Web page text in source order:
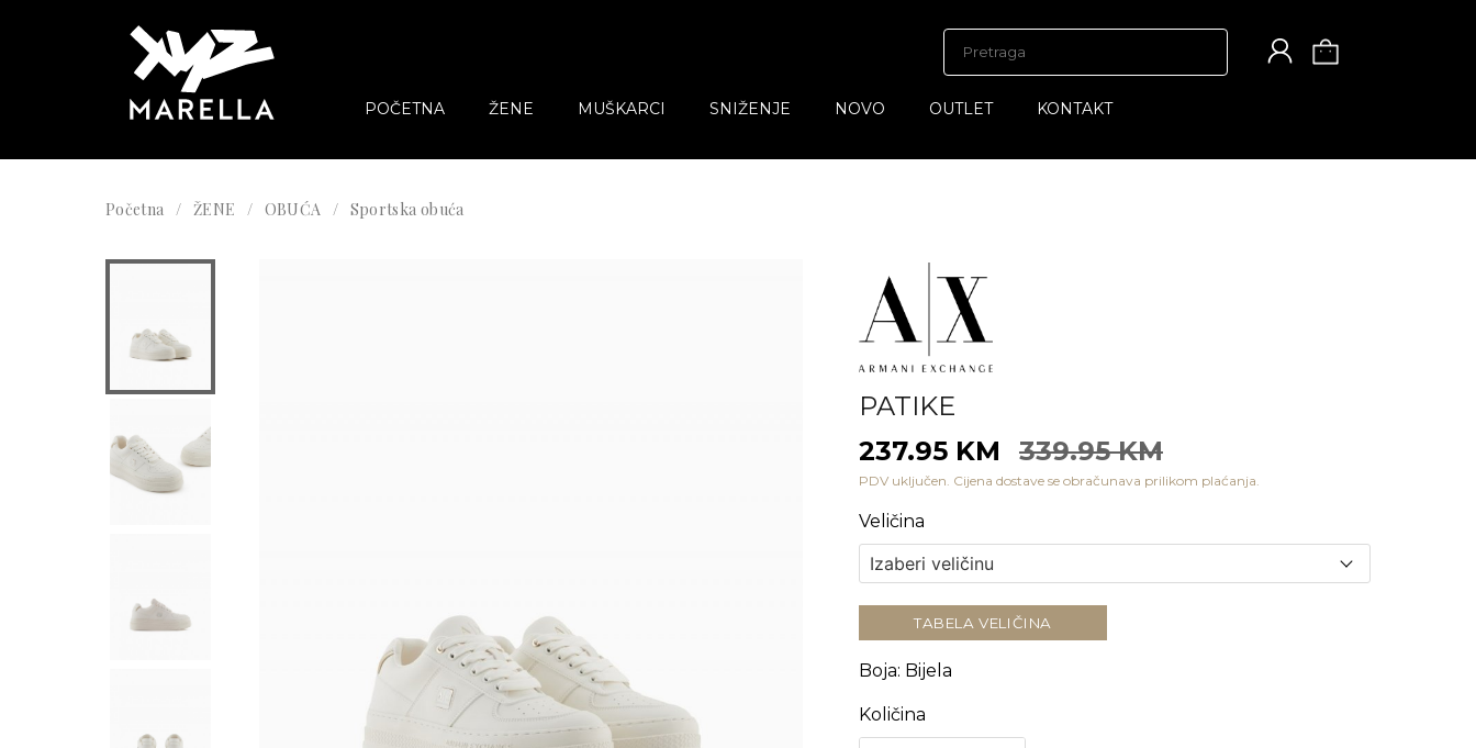
POČETNA ŽENE MUŠKARCI SNIŽENJE NOVO OUTLET KONTAKT
Početna ŽENE OBUĆA Sportska obuća
PATIKE
237.95 KM
339.95 KM
PDV uključen. Cijena dostave se obračunava prilikom plaćanja.
Veličina
TABELA VELIČINA
Boja: Bijela
Količina